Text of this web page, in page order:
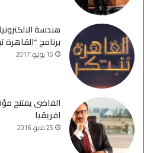
هندسة
برنامج “القاهرة
15 يوليو، 2017
القاضى يفتتح
افريقيا
25 مايو، 2016